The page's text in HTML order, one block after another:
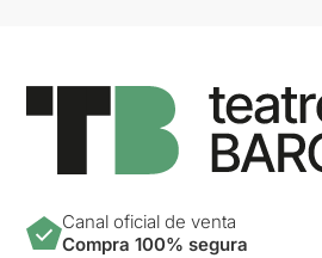
Canal oficial de venta
Compra 100% segura